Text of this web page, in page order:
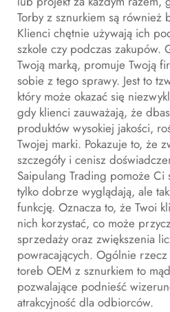
Torby z sznurkiem są również
Klienci chętnie używają ich
szkole czy podczas zakupów.
Twoją marką, promuje Twoją
sobie z tego sprawy. Jest to
który może okazać się
gdy klienci zauważają, że
produktów wysokiej jakości,
Twojej marki. Pokazuje to, że
szczegóły i cenisz
Saipulang Trading pomoże Ci
tylko dobrze wyglądają, ale
funkcję. Oznacza to, że Twoi
nich korzystać, co może
sprzedaży oraz zwiększenia
powracających. Ogólnie
toreb OEM z sznurkiem to
pozwalające podnieść
atrakcyjność dla odbiorców.